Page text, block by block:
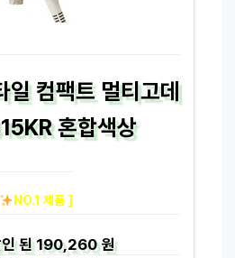
일 컴팩트 멀티고데
혼합색상
NO.1 제품 ]
된190,260 원